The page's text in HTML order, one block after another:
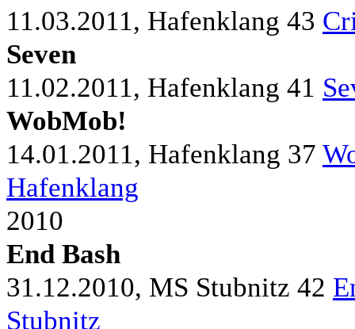
11.03.2011, Hafenklang 43
Seven
11.02.2011, Hafenklang 41
WobMob!
14.01.2011, Hafenklang 37
Hafenklang
2010
End Bash
31.12.2010, MS Stubnitz 42
Stubnitz